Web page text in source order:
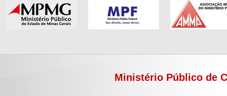
Ministério Público de